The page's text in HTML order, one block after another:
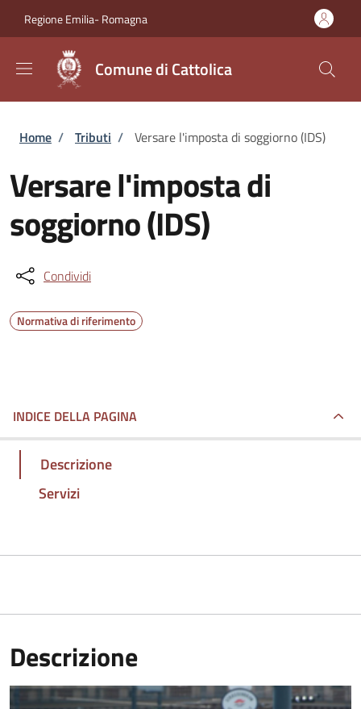
Regione Emilia- Romagna
Comune di Cattolica
Briciole di pane
Home / Tributi / Versare l'imposta di soggiorno (IDS)
Versare l'imposta di
soggiorno (IDS)
Condividi
Normativa di riferimento
INDICE DELLA PAGINA
Descrizione
Servizi
Descrizione